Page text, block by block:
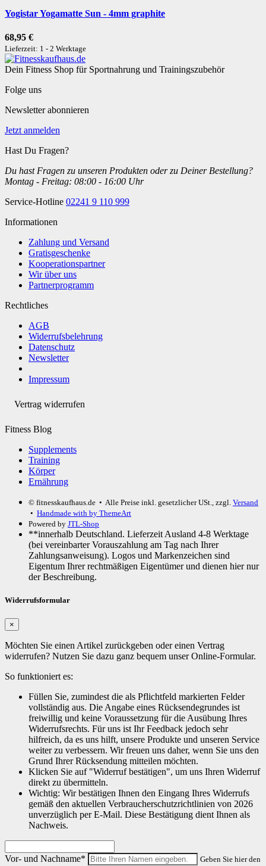
Yogistar Yogamatte Sun - 4mm graphite
68,95 €
Lieferzeit: 1 - 2 Werktage
Dein Fitness Shop für Sportnahrung und Trainingszubehör
Folge uns
Newsletter abonnieren
Jetzt anmelden
Hast Du Fragen?
Du hast Fragen zu unseren Produkten oder zu Deiner Bestellung?
Montag - Freitag: 08:00 - 16:00 Uhr
Service-Hotline 02241 9 110 999
Informationen
Zahlung und Versand
Gratisgeschenke
Kooperationspartner
Wir über uns
Partnerprogramm
Rechtliches
AGB
Widerrufsbelehrung
Datenschutz
Newsletter
Impressum
Vertrag widerrufen
Fitness Blog
Supplements
Training
Körper
Ernährung
© fitnesskaufhaus.de • Alle Preise inkl. gesetzlicher USt., zzgl. Versand
• Handmade with by ThemeArt
Powered by JTL-Shop
**innerhalb Deutschland. Lieferzeit Ausland 4-8 Werktage
(bei vereinbarter Vorauszahlung am Tag nach Ihrer
Zahlungsanweisung). Logos und Markenzeichen sind
Eigentum Ihrer rechtmäßigen Eigentümer und dienen hier nur
der Beschreibung.
Widerrufsformular
×
Möchten Sie einen Artikel zurückgeben oder einen Vertrag
widerrufen? Nutzen Sie dazu ganz bequem unser Online-Formular.
So funktioniert es:
Füllen Sie, zumindest die als Pflichtfeld markierten Felder
vollständig aus. Die Angabe eines Rücksendegrundes ist
freiwillig und keine Voraussetzung für die Ausübung Ihres
Widerrufsrechts. Für uns ist Ihr Feedback jedoch sehr
hilfreich, da es uns hilft, unsere Produkte und unseren Service
weiter zu verbessern. Wir freuen uns daher, wenn Sie uns den
Grund Ihrer Rücksendung mitteilen möchten.
Klicken Sie auf "Widerruf bestätigen", um uns Ihren Widerruf
direkt zu übermitteln.
Wichtig: Wir bestätigen Ihnen den Eingang Ihres Widerrufs
gemäß den aktuellen Verbraucherschutzrichtlinien von 2026
unverzüglich per E-Mail. Diese Bestätigung dient Ihnen als
Nachweis.
Vor- und Nachname* Geben Sie hier den